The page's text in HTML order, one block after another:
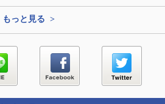
もっと見る >